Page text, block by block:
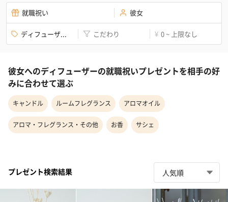
就職祝い 彼女
ディフューザ... こだわり ¥ 0 ~ 上限なし
彼女へのディフューザーの就職祝いプレゼントを相手の好
みに合わせて選ぶ
キャンドル ルームフレグランス アロマオイル
アロマ・フレグランス・その他 お香 サシェ
プレゼント検索結果